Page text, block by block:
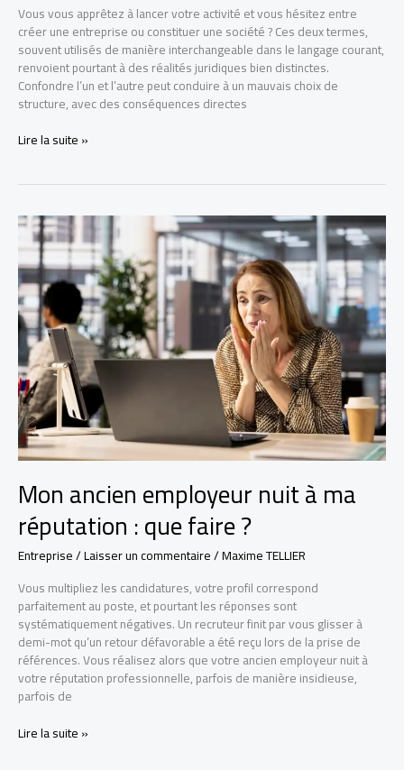
Vous vous apprêtez à lancer votre activité et vous hésitez entre
créer une entreprise ou constituer une société ? Ces deux termes,
souvent utilisés de manière interchangeable dans le langage courant,
renvoient pourtant à des réalités juridiques bien distinctes.
Confondre l’un et l’autre peut conduire à un mauvais choix de
structure, avec des conséquences directes
Entreprise
quelles
différences
?
Lire la suite »
Mon ancien employeur nuit à ma
réputation : que faire ?
Entreprise/Laisser un commentaire/Maxime TELLIER
Vous multipliez les candidatures, votre profil correspond
parfaitement au poste, et pourtant les réponses sont
systématiquement négatives. Un recruteur finit par vous glisser à
demi-mot qu’un retour défavorable a été reçu lors de la prise de
références. Vous réalisez alors que votre ancien employeur nuit à
votre réputation professionnelle, parfois de manière insidieuse,
parfois de
Mon
Lire la suite »